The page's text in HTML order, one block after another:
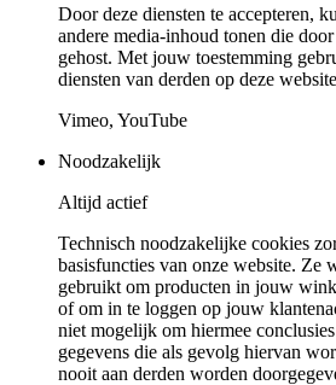
Door deze diensten te accepteren,
andere media-inhoud tonen die
gehost. Met jouw toestemming
diensten van derden op deze
Vimeo, YouTube
Noodzakelijk
Altijd actief
Technisch noodzakelijke cookies
basisfuncties van onze website. Ze
gebruikt om producten in jouw
of om in te loggen op jouw
niet mogelijk om hiermee
gegevens die als gevolg hiervan
nooit aan derden worden